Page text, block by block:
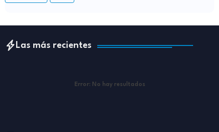
Las más recientes
Error: No hay resultados